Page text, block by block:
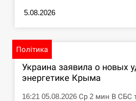
5.08.2026
Політика
Украина заявила о новых
энергетике Крыма
16:21 05.08.2026 Ср 2 мин В СБС